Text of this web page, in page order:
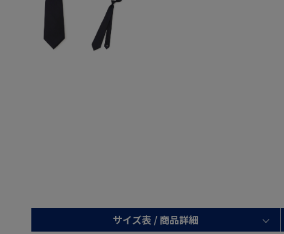
サイズ表 / 商品詳細